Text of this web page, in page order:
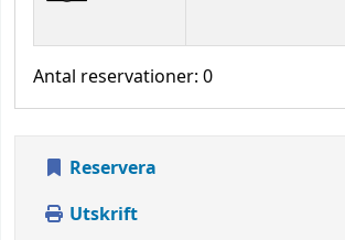
Antal reservationer: 0
Reservera
Utskrift